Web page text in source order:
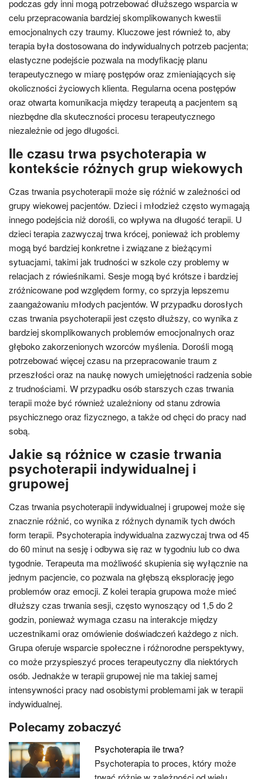
podczas gdy inni mogą potrzebować dłuższego wsparcia w
celu przepracowania bardziej skomplikowanych kwestii
emocjonalnych czy traumy. Kluczowe jest również to, aby
terapia była dostosowana do indywidualnych potrzeb pacjenta;
elastyczne podejście pozwala na modyfikację planu
terapeutycznego w miarę postępów oraz zmieniających się
okoliczności życiowych klienta. Regularna ocena postępów
oraz otwarta komunikacja między terapeutą a pacjentem są
niezbędne dla skuteczności procesu terapeutycznego
niezależnie od jego długości.
Ile czasu trwa psychoterapia w
kontekście różnych grup wiekowych
Czas trwania psychoterapii może się różnić w zależności od
grupy wiekowej pacjentów. Dzieci i młodzież często wymagają
innego podejścia niż dorośli, co wpływa na długość terapii. U
dzieci terapia zazwyczaj trwa krócej, ponieważ ich problemy
mogą być bardziej konkretne i związane z bieżącymi
sytuacjami, takimi jak trudności w szkole czy problemy w
relacjach z rówieśnikami. Sesje mogą być krótsze i bardziej
zróżnicowane pod względem formy, co sprzyja lepszemu
zaangażowaniu młodych pacjentów. W przypadku dorosłych
czas trwania psychoterapii jest często dłuższy, co wynika z
bardziej skomplikowanych problemów emocjonalnych oraz
głęboko zakorzenionych wzorców myślenia. Dorośli mogą
potrzebować więcej czasu na przepracowanie traum z
przeszłości oraz na naukę nowych umiejętności radzenia sobie
z trudnościami. W przypadku osób starszych czas trwania
terapii może być również uzależniony od stanu zdrowia
psychicznego oraz fizycznego, a także od chęci do pracy nad
sobą.
Jakie są różnice w czasie trwania
psychoterapii indywidualnej i
grupowej
Czas trwania psychoterapii indywidualnej i grupowej może się
znacznie różnić, co wynika z różnych dynamik tych dwóch
form terapii. Psychoterapia indywidualna zazwyczaj trwa od 45
do 60 minut na sesję i odbywa się raz w tygodniu lub co dwa
tygodnie. Terapeuta ma możliwość skupienia się wyłącznie na
jednym pacjencie, co pozwala na głębszą eksplorację jego
problemów oraz emocji. Z kolei terapia grupowa może mieć
dłuższy czas trwania sesji, często wynoszący od 1,5 do 2
godzin, ponieważ wymaga czasu na interakcje między
uczestnikami oraz omówienie doświadczeń każdego z nich.
Grupa oferuje wsparcie społeczne i różnorodne perspektywy,
co może przyspieszyć proces terapeutyczny dla niektórych
osób. Jednakże w terapii grupowej nie ma takiej samej
intensywności pracy nad osobistymi problemami jak w terapii
indywidualnej.
Polecamy zobaczyć
Psychoterapia ile trwa?
Psychoterapia to proces, który może